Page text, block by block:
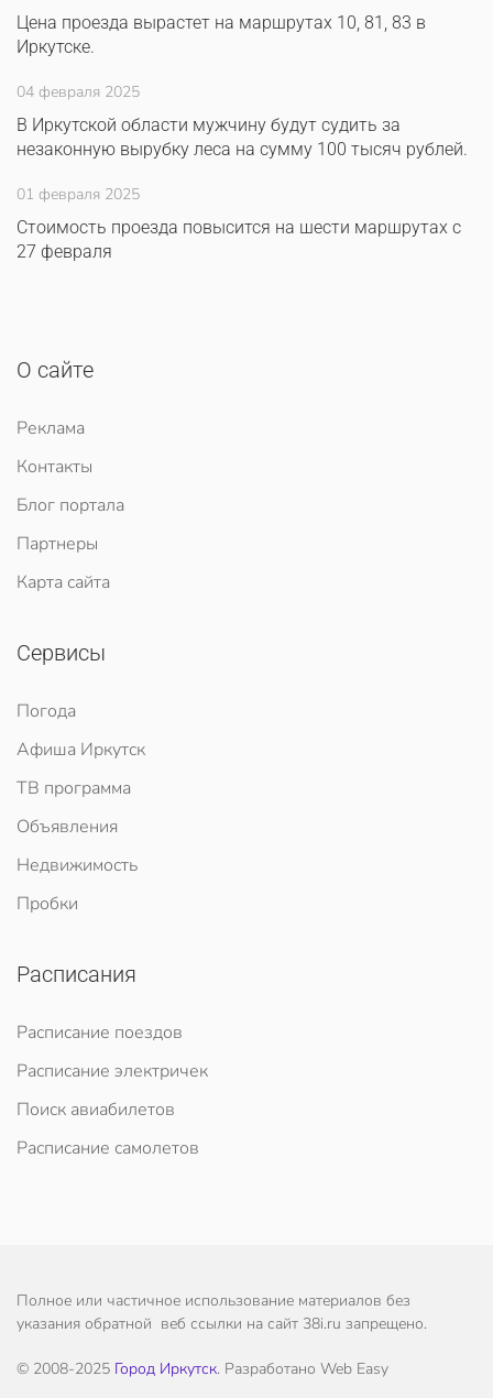
Цена проезда вырастет на маршрутах 10, 81, 83 в
Иркутске.
04 февраля 2025
В Иркутской области мужчину будут судить за
незаконную вырубку леса на сумму 100 тысяч рублей.
01 февраля 2025
Стоимость проезда повысится на шести маршрутах с
27 февраля
О сайте
Реклама
Контакты
Блог портала
Партнеры
Карта сайта
Сервисы
Погода
Афиша Иркутск
ТВ программа
Объявления
Недвижимость
Пробки
Расписания
Расписание поездов
Расписание электричек
Поиск авиабилетов
Расписание самолетов
Полное или частичное использование материалов без
указания обратной веб ссылки на сайт 38i.ru запрещено.
© 2008-2025 Город Иркутск. Разработано Web Easy